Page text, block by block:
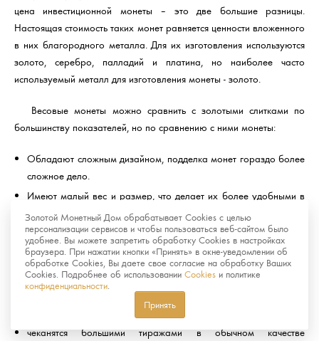
цена инвестиционной монеты – это две большие разницы.
Настоящая стоимость таких монет равняется ценности вложенного
в них благородного металла. Для их изготовления используются
золото, серебро, палладий и платина, но наиболее часто
используемый металл для изготовления монеты - золото.
Весовые монеты можно сравнить с золотыми слитками по
большинству показателей, но по сравнению с ними монеты:
Обладают сложным дизайном, подделка монет гораздо более
сложное дело.
Имеют малый вес и размер, что делает их более удобными в
хранении и реализации.
Памятные и инвестиционные монеты отличаются тем, что
вторые:
не пользуются большим спросом у нумизматов
не имеют художественной ценности
чеканятся большими тиражами в обычном качестве
Золотой Монетный Дом обрабатывает Cookies с целью
персонализации сервисов и чтобы пользоваться веб-сайтом было
удобнее. Вы можете запретить обработку Cookies в настройках
браузера. При нажатии кнопки «Принять» в окне-уведомлении об
обработке Cookies, Вы даете свое согласие на обработку Ваших
Cookies. Подробнее об использовании Cookies и политике
конфиденциальности
Принять